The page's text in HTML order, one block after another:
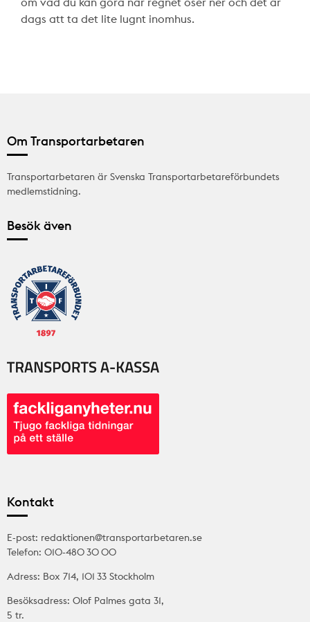
dags att ta det lite lugnt inomhus.
Om Transportarbetaren
Transportarbetaren är Svenska Transportarbetareförbundets
medlemstidning.
Besök även
Kontakt
E-post: redaktionen@transportarbetaren.se
Telefon: 010-480 30 00
Adress: Box 714, 101 33 Stockholm
Besöksadress: Olof Palmes gata 31,
5 tr.